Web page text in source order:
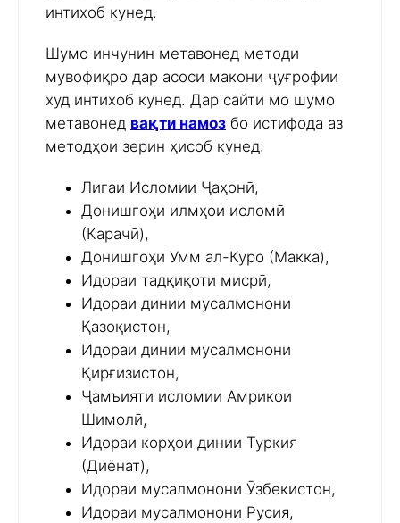
интихоб кунед.
Шумо инчунин метавонед методи
мувофиқро дар асоси макони ҷуғрофии
худ интихоб кунед. Дар сайти мо шумо
метавонед вақти намоз бо истифода аз
методҳои зерин ҳисоб кунед:
Лигаи Исломии Ҷаҳонӣ,
Донишгоҳи илмҳои исломӣ
(Карачӣ),
Донишгоҳи Умм ал-Куро (Макка),
Идораи тадқиқоти мисрӣ,
Идораи динии мусалмонони
Қазоқистон,
Идораи динии мусалмонони
Қирғизистон,
Ҷамъияти исломии Амрикои
Шимолӣ,
Идораи корҳои динии Туркия
(Диёнат),
Идораи мусалмонони Ӯзбекистон,
Идораи мусалмонони Русия,